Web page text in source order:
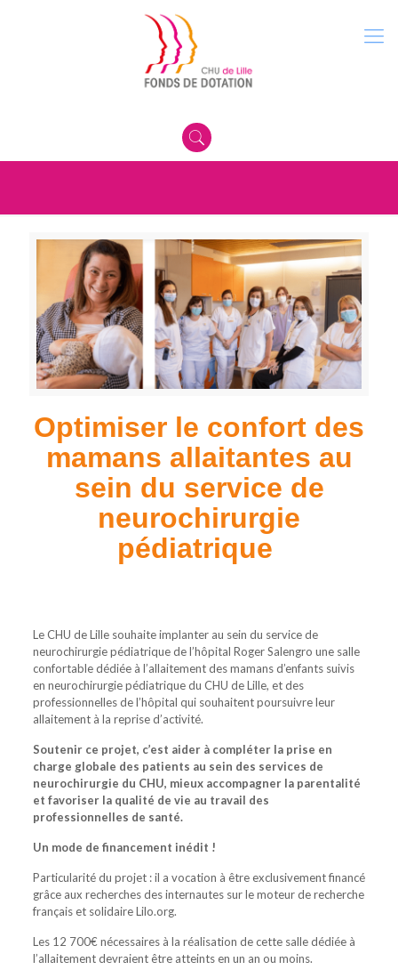
Optimiser le confort des
mamans allaitantes au
sein du service de
neurochirurgie
pédiatrique
Le CHU de Lille souhaite implanter au sein du service de
neurochirurgie pédiatrique de l’hôpital Roger Salengro une salle
confortable dédiée à l’allaitement des mamans d’enfants suivis
en neurochirurgie pédiatrique du CHU de Lille, et des
professionnelles de l’hôpital qui souhaitent poursuivre leur
allaitement à la reprise d’activité.
Soutenir ce projet, c’est aider à compléter la prise en
charge globale des patients au sein des services de
neurochirurgie du CHU, mieux accompagner la parentalité
et favoriser la qualité de vie au travail des
professionnelles de santé.
Un mode de financement inédit !
Particularité du projet : il a vocation à être exclusivement financé
grâce aux recherches des internautes sur le moteur de recherche
français et solidaire Lilo.org.
Les 12 700€ nécessaires à la réalisation de cette salle dédiée à
l’allaitement devraient être atteints en un an ou moins.